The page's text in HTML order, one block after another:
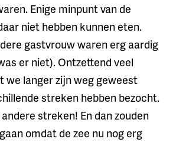
Enige minpunt van de
niet hebben kunnen eten.
gastvrouw waren erg aardig
er niet). Ontzettend veel
we langer zijn weg geweest
streken hebben bezocht.
streken! En dan zouden
omdat de zee nu nog erg